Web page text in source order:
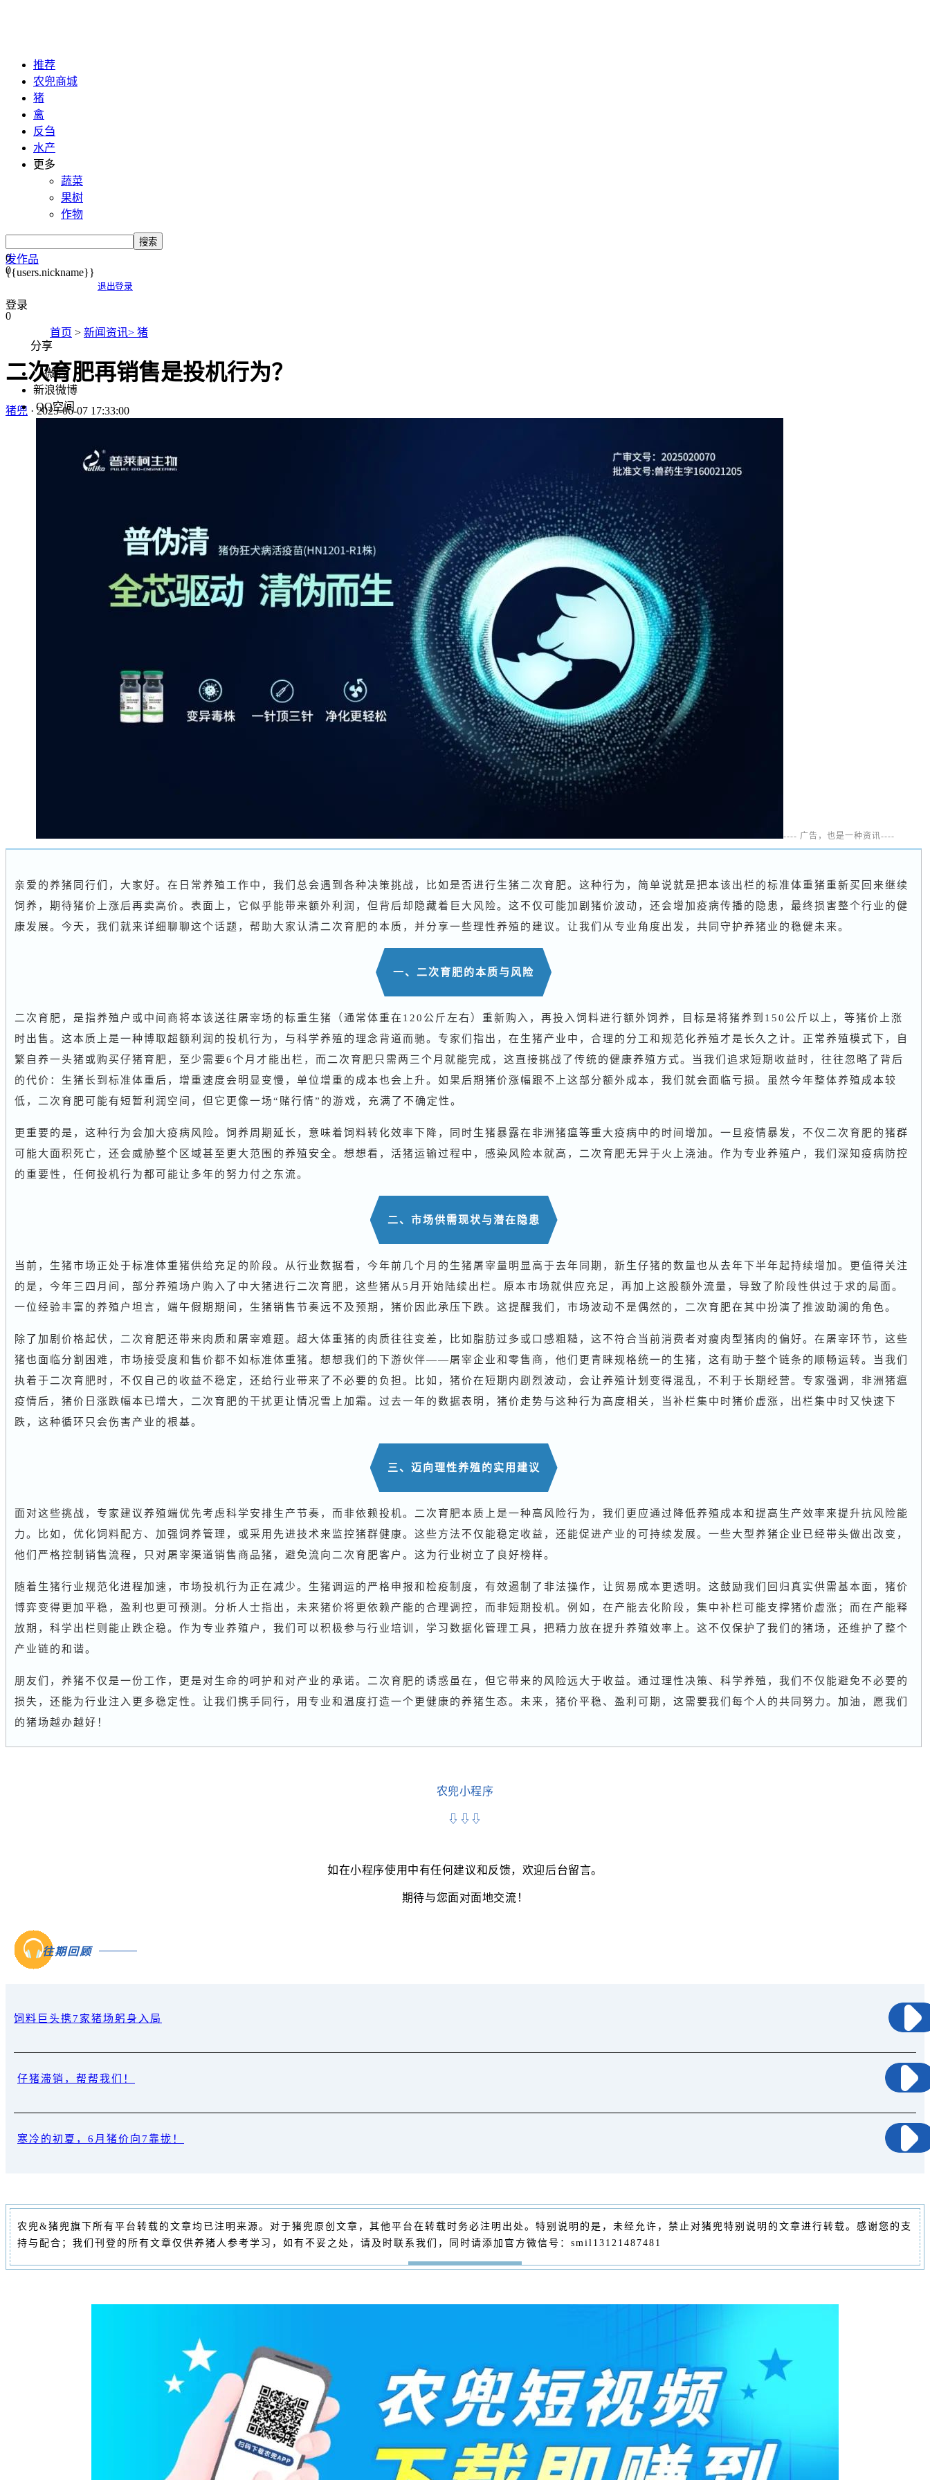
推荐
农兜商城
猪
禽
反刍
水产
更多
蔬菜
果树
作物
搜索
发作品
{{users.nickname}}
退出登录
登录
首页 > 新闻资讯> 猪
0
0
0
分享
微信
新浪微博
QQ空间
二次育肥再销售是投机行为？
猪兜 · 2025-06-07 17:33:00
---- 广告，也是一种资讯----
亲爱的养猪同行们，大家好。在日常养殖工作中，我们总会遇到各种决策挑战，比如是否进行生猪二次育肥。这种行为，简单说就是把本该出栏的标准体重猪重新买回来继续
饲养，期待猪价上涨后再卖高价。表面上，它似乎能带来额外利润，但背后却隐藏着巨大风险。这不仅可能加剧猪价波动，还会增加疫病传播的隐患，最终损害整个行业的健
康发展。今天，我们就来详细聊聊这个话题，帮助大家认清二次育肥的本质，并分享一些理性养殖的建议。让我们从专业角度出发，共同守护养猪业的稳健未来。
一、二次育肥的本质与风险
二次育肥，是指养殖户或中间商将本该送往屠宰场的标重生猪（通常体重在120公斤左右）重新购入，再投入饲料进行额外饲养，目标是将猪养到150公斤以上，等猪价上涨
时出售。这本质上是一种博取超额利润的投机行为，与科学养殖的理念背道而驰。专家们指出，在生猪产业中，合理的分工和规范化养殖才是长久之计。正常养殖模式下，自
繁自养一头猪或购买仔猪育肥，至少需要6个月才能出栏，而二次育肥只需两三个月就能完成，这直接挑战了传统的健康养殖方式。当我们追求短期收益时，往往忽略了背后
的代价：生猪长到标准体重后，增重速度会明显变慢，单位增重的成本也会上升。如果后期猪价涨幅跟不上这部分额外成本，我们就会面临亏损。虽然今年整体养殖成本较
低，二次育肥可能有短暂利润空间，但它更像一场“赌行情”的游戏，充满了不确定性。
更重要的是，这种行为会加大疫病风险。饲养周期延长，意味着饲料转化效率下降，同时生猪暴露在非洲猪瘟等重大疫病中的时间增加。一旦疫情暴发，不仅二次育肥的猪群
可能大面积死亡，还会威胁整个区域甚至更大范围的养殖安全。想想看，活猪运输过程中，感染风险本就高，二次育肥无异于火上浇油。作为专业养殖户，我们深知疫病防控
的重要性，任何投机行为都可能让多年的努力付之东流。
二、市场供需现状与潜在隐患
当前，生猪市场正处于标准体重猪供给充足的阶段。从行业数据看，今年前几个月的生猪屠宰量明显高于去年同期，新生仔猪的数量也从去年下半年起持续增加。更值得关注
的是，今年三四月间，部分养殖场户购入了中大猪进行二次育肥，这些猪从5月开始陆续出栏。原本市场就供应充足，再加上这股额外流量，导致了阶段性供过于求的局面。
一位经验丰富的养殖户坦言，端午假期期间，生猪销售节奏远不及预期，猪价因此承压下跌。这提醒我们，市场波动不是偶然的，二次育肥在其中扮演了推波助澜的角色。
除了加剧价格起伏，二次育肥还带来肉质和屠宰难题。超大体重猪的肉质往往变差，比如脂肪过多或口感粗糙，这不符合当前消费者对瘦肉型猪肉的偏好。在屠宰环节，这些
猪也面临分割困难，市场接受度和售价都不如标准体重猪。想想我们的下游伙伴——屠宰企业和零售商，他们更青睐规格统一的生猪，这有助于整个链条的顺畅运转。当我们
执着于二次育肥时，不仅自己的收益不稳定，还给行业带来了不必要的负担。比如，猪价在短期内剧烈波动，会让养殖计划变得混乱，不利于长期经营。专家强调，非洲猪瘟
疫情后，猪价日涨跌幅本已增大，二次育肥的干扰更让情况雪上加霜。过去一年的数据表明，猪价走势与这种行为高度相关，当补栏集中时猪价虚涨，出栏集中时又快速下
跌，这种循环只会伤害产业的根基。
三、迈向理性养殖的实用建议
面对这些挑战，专家建议养殖端优先考虑科学安排生产节奏，而非依赖投机。二次育肥本质上是一种高风险行为，我们更应通过降低养殖成本和提高生产效率来提升抗风险能
力。比如，优化饲料配方、加强饲养管理，或采用先进技术来监控猪群健康。这些方法不仅能稳定收益，还能促进产业的可持续发展。一些大型养猪企业已经带头做出改变，
他们严格控制销售流程，只对屠宰渠道销售商品猪，避免流向二次育肥客户。这为行业树立了良好榜样。
随着生猪行业规范化进程加速，市场投机行为正在减少。生猪调运的严格申报和检疫制度，有效遏制了非法操作，让贸易成本更透明。这鼓励我们回归真实供需基本面，猪价
博弈变得更加平稳，盈利也更可预测。分析人士指出，未来猪价将更依赖产能的合理调控，而非短期投机。例如，在产能去化阶段，集中补栏可能支撑猪价虚涨；而在产能释
放期，科学出栏则能止跌企稳。作为专业养殖户，我们可以积极参与行业培训，学习数据化管理工具，把精力放在提升养殖效率上。这不仅保护了我们的猪场，还维护了整个
产业链的和谐。
朋友们，养猪不仅是一份工作，更是对生命的呵护和对产业的承诺。二次育肥的诱惑虽在，但它带来的风险远大于收益。通过理性决策、科学养殖，我们不仅能避免不必要的
损失，还能为行业注入更多稳定性。让我们携手同行，用专业和温度打造一个更健康的养猪生态。未来，猪价平稳、盈利可期，这需要我们每个人的共同努力。加油，愿我们
的猪场越办越好！
农兜小程序
⇩⇩⇩
如在小程序使用中有任何建议和反馈，欢迎后台留言。
期待与您面对面地交流！
往期回顾
饲料巨头携7家猪场躬身入局
仔猪滞销，帮帮我们！
寒冷的初夏，6月猪价向7靠拢！
农兜&猪兜旗下所有平台转载的文章均已注明来源。对于猪兜原创文章，其他平台在转载时务必注明出处。特别说明的是，未经允许，禁止对猪兜特别说明的文章进行转载。感谢您的支
持与配合；我们刊登的所有文章仅供养猪人参考学习，如有不妥之处，请及时联系我们，同时请添加官方微信号：smil13121487481